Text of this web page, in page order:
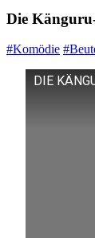
Die
#Komödie
DIE